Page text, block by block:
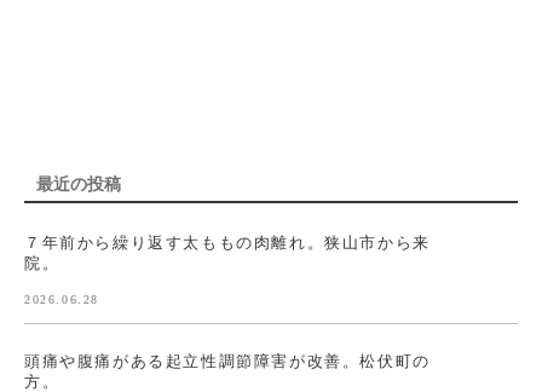
最近の投稿
７年前から繰り返す太ももの肉離れ。狭山市から来
院。
2026.06.28
頭痛や腹痛がある起立性調節障害が改善。松伏町の
方。